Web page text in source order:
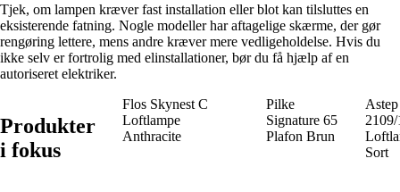
Tjek, om lampen kræver fast installation eller blot kan tilsluttes en
eksisterende fatning. Nogle modeller har aftagelige skærme, der gør
rengøring lettere, mens andre kræver mere vedligeholdelse. Hvis du
ikke selv er fortrolig med elinstallationer, bør du få hjælp af en
autoriseret elektriker.
Produkter
i fokus
Flos Skynest C
Loftlampe
Anthracite
Pilke
Signature 65
Plafon Brun
Sort